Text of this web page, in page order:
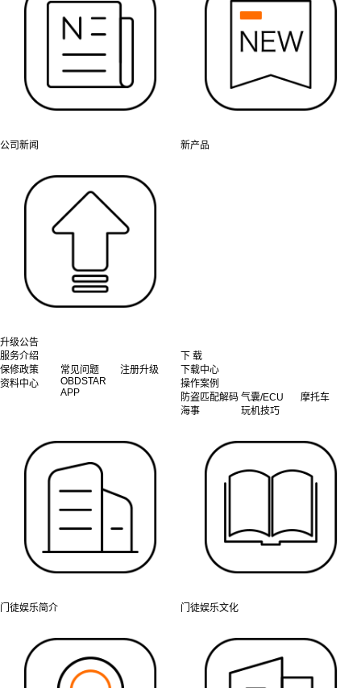
公司新闻 新产品
升级公告
服务介绍
保修政策
常见问题
注册升级
资料中心
OBDSTAR
APP
下 载
下载中心
操作案例
防盗匹配解码 气囊/ECU
摩托车
海事
玩机技巧
门徒娱乐简介 门徒娱乐文化